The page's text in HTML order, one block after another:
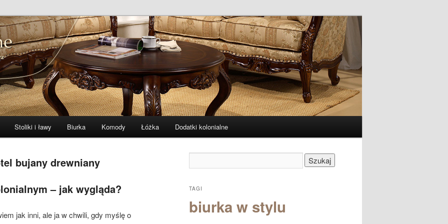
– zibi-meble.pl
i indyjskie
Szukaj
Stoliki i ławy Biurka Komody Łóżka Dodatki kolonialne
bujany drewniany
– jak wygląda?
jak inni, ale ja w chwili, gdy myślę o
TAGI
biurka w stylu